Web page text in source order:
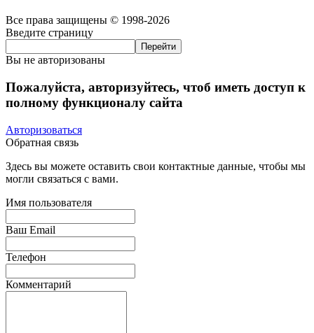
Все права защищены © 1998-2026
Введите страницу
Вы не авторизованы
Пожалуйста, авторизуйтесь, чтоб иметь доступ к
полному функционалу сайта
Авторизоваться
Обратная связь
Здесь вы можете оставить свои контактные данные, чтобы мы
могли связаться с вами.
Имя пользователя
Ваш Email
Телефон
Комментарий